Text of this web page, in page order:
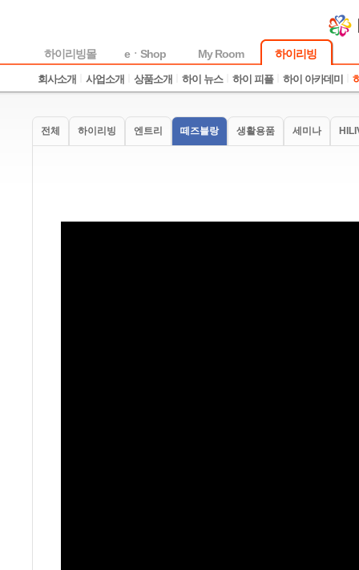
하이리빙몰 eㆍShop My Room 하이리빙
회사소개 사업소개 상품소개 하이 뉴스 하이 피플 하이 아카데미
전체 하이리빙 엔트리 떼즈블랑 생활용품 세미나